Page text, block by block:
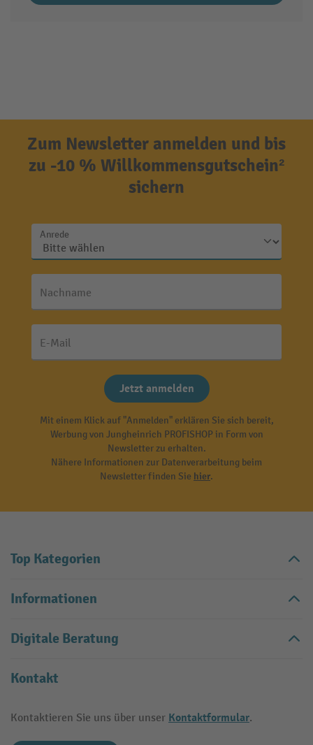
Zum Newsletter anmelden und bis
zu -10 % Willkommensgutschein²
sichern
Anrede
Nachname
E-Mail
Jetzt anmelden
Mit einem Klick auf "Anmelden" erklären Sie sich bereit,
Werbung von Jungheinrich PROFISHOP in Form von
Newsletter zu erhalten.
Nähere Informationen zur Datenverarbeitung beim
Newsletter finden Sie hier.
Top Kategorien
Informationen
Digitale Beratung
Kontakt
Kontaktieren Sie uns über unser Kontaktformular.